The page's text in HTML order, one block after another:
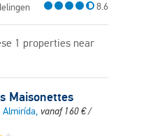
8.6
1 properties near
Maisonettes
Almirída, vanaf 160€/